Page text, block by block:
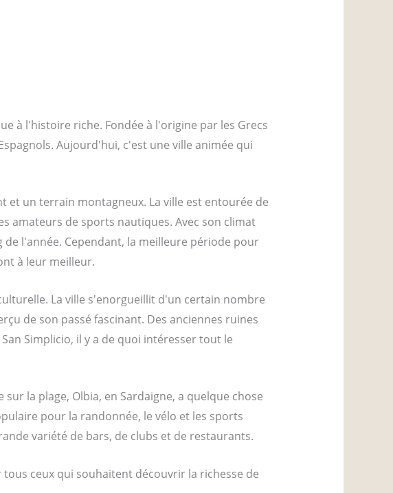
à l'histoire riche. Fondée à l'origine par les Grecs
Aujourd'hui, c'est une ville animée qui
et un terrain montagneux. La ville est entourée de
amateurs de sports nautiques. Avec son climat
l'année. Cependant, la meilleure période pour
à leur meilleur.
La ville s'enorgueillit d'un certain nombre
de son passé fascinant. Des anciennes ruines
Simplicio, il y a de quoi intéresser tout le
la plage, Olbia, en Sardaigne, a quelque chose
pour la randonnée, le vélo et les sports
variété de bars, de clubs et de restaurants.
ceux qui souhaitent découvrir la richesse de